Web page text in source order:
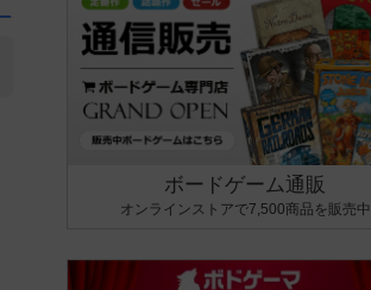
ボードゲーム通販
オンラインストアで7,500商品を販売中